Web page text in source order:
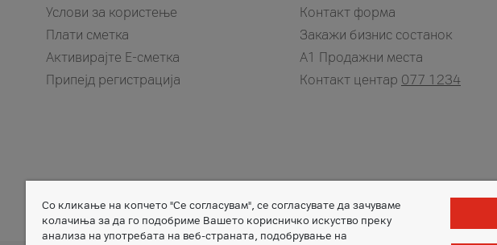
Услови за користење
Плати сметка
Активирајте Е-сметка
Припејд регистрација
Контакт форма
Закажи бизнис состанок
A1 Продажни места
Контакт центар 077 1234
Member of
Со кликање на копчето "Се согласувам", се согласувате да зачуваме
колачиња за да го подобриме Вашето корисничко искуство преку
анализа на употребата на веб-страната, подобрување на